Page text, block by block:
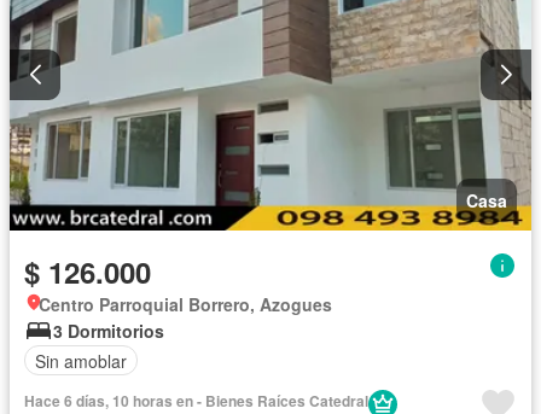
Casa
$ 126.000
Centro Parroquial Borrero, Azogues
3 Dormitorios
Sin amoblar
Hace 6 días, 10 horas en - Bienes Raíces Catedral